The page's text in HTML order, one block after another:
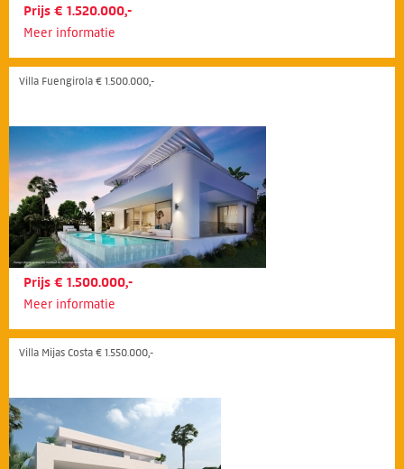
Prijs € 1.520.000,-
Meer informatie
Villa Fuengirola € 1.500.000,-
Prijs € 1.500.000,-
Meer informatie
Villa Mijas Costa € 1.550.000,-